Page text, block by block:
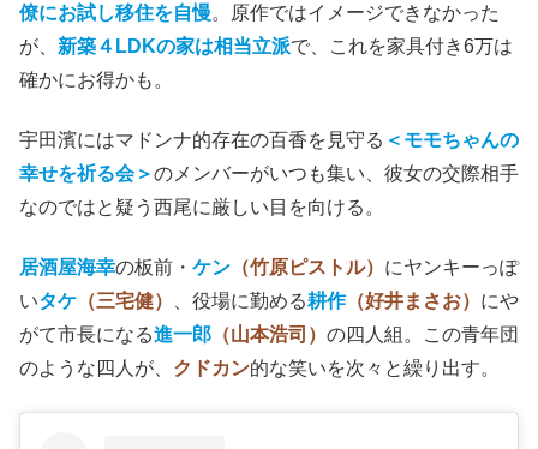
僚にお試し移住を自慢。原作ではイメージできなかった
が、 新築４LDKの家は相当立派で、これを家具付き6万は
確かにお得かも。
宇田濱にはマドンナ的存在の百香を見守る ＜モモちゃんの
幸せを祈る会＞のメンバーがいつも集い、彼女の交際相手
なのではと疑う西尾に厳しい目を向ける。
居酒屋海幸の板前・ ケン （竹原ピストル） にヤンキーっぽ
いタケ （三宅健） 、役場に勤める耕作（好井まさお） にや
がて市長になる進一郎 （山本浩司） の四人組。この青年団
のような四人が、 クドカン的な笑いを次々と繰り出す。